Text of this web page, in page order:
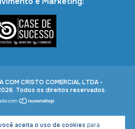
aceita o uso de cookies para
COM CRISTO COMERCIAL LTDA -
Todos os direitos reservados.